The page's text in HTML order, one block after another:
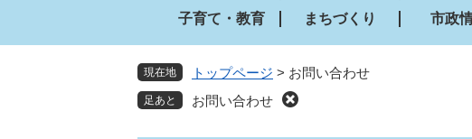
文
子育て・教育
まちづくり 市政
現在地 トップページ > お問い合わせ
お問い合わせ